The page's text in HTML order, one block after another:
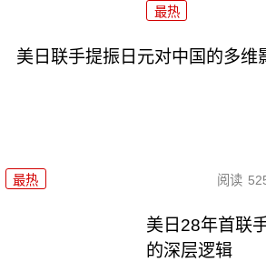
最热
美日联手提振日元对中国的多维
最热 阅读
美日28年首联
的深层逻辑